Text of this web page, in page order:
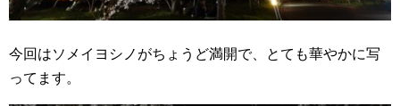
今回はソメイヨシノがちょうど満開で、とても華やかに写
ってます。